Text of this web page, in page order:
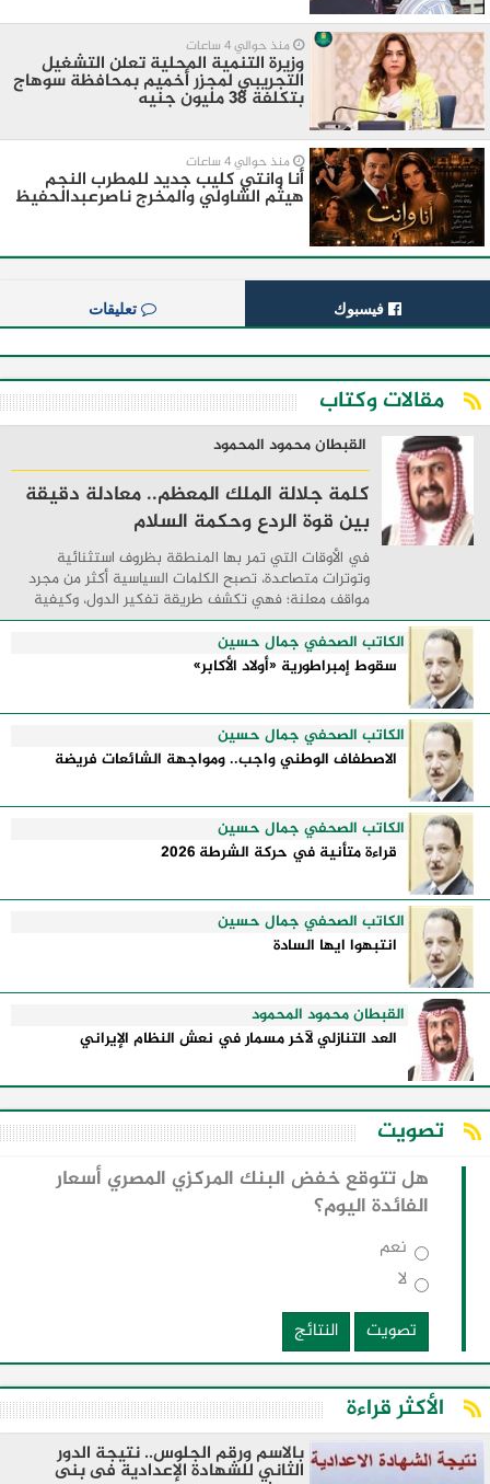
منذ حوالي 4 ساعات
وزيرة التنمية المحلية تعلن التشغيل
التجريبي لمجزر أخميم بمحافظة سوهاج
بتكلفة 38 مليون جنيه
منذ حوالي 4 ساعات
أنا وانتي كليب جديد للمطرب النجم
هيثم الشاولي والمخرج ناصرعبدالحفيظ
فيسبوك تعليقات
مقالات وكتاب
القبطان محمود المحمود
كلمة جلالة الملك المعظم.. معادلة دقيقة
بين قوة الردع وحكمة السلام
في الأوقات التي تمر بها المنطقة بظروف استثنائية
وتوترات متصاعدة، تصبح الكلمات السياسية أكثر من مجرد
مواقف معلنة؛ فهي تكشف طريقة تفكير الدول، وكيفية
إدارتها للأزمات، والحدود التي تفصل بين القوة ...
الكاتب الصحفي جمال حسين
سقوط إمبراطورية «أولاد الأكابر»
الكاتب الصحفي جمال حسين
الاصطفاف الوطني واجب.. ومواجهة الشائعات فريضة
الكاتب الصحفي جمال حسين
قراءة متأنية في حركة الشرطة 2026
الكاتب الصحفي جمال حسين
انتبهوا ايها السادة
القبطان محمود المحمود
العد التنازلي لآخر مسمار في نعش النظام الإيراني
تصويت
هل تتوقع خفض البنك المركزي المصري أسعار
الفائدة اليوم؟
نعم
لا
تصويت
النتائج
الأكثر قراءة
بالاسم ورقم الجلوس.. نتيجة الدور
الثاني للشهادة الإعدادية فى بنى